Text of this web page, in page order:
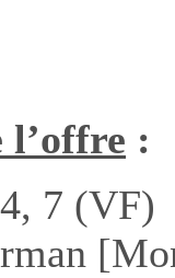
l’offre :
7 (VF)